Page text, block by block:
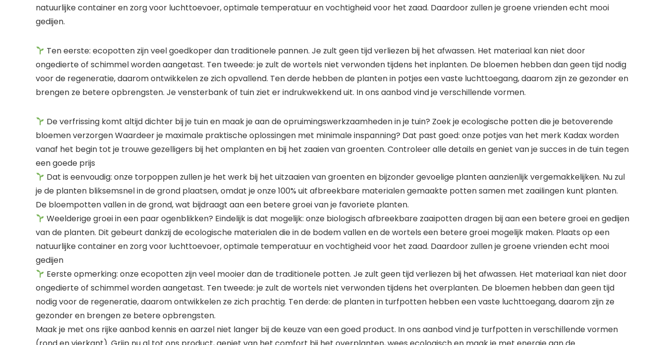
natuurlijke container en zorg voor luchttoevoer, optimale temperatuur en vochtigheid voor het zaad. Daardoor zullen je groene vrienden echt mooi
gedijen.
Ten eerste: ecopotten zijn veel goedkoper dan traditionele pannen. Je zult geen tijd verliezen bij het afwassen. Het materiaal kan niet door
ongedierte of schimmel worden aangetast. Ten tweede: je zult de wortels niet verwonden tijdens het inplanten. De bloemen hebben dan geen tijd nodig
voor de regeneratie, daarom ontwikkelen ze zich opvallend. Ten derde hebben de planten in potjes een vaste luchttoegang, daarom zijn ze gezonder en
brengen ze betere opbrengsten. Je vensterbank of tuin ziet er indrukwekkend uit. In ons aanbod vind je verschillende vormen.
De verfrissing komt altijd dichter bij je tuin en maak je aan de opruimingswerkzaamheden in je tuin? Zoek je ecologische potten die je betoverende
bloemen verzorgen Waardeer je maximale praktische oplossingen met minimale inspanning? Dat past goed: onze potjes van het merk Kadax worden
vanaf het begin tot je trouwe gezelligers bij het omplanten en bij het zaaien van groenten. Controleer alle details en geniet van je succes in de tuin tegen
een goede prijs
Dat is eenvoudig: onze torpoppen zullen je het werk bij het uitzaaien van groenten en bijzonder gevoelige planten aanzienlijk vergemakkelijken. Nu zul
je de planten bliksemsnel in de grond plaatsen, omdat je onze 100% uit afbreekbare materialen gemaakte potten samen met zaailingen kunt planten.
De bloempotten vallen in de grond, wat bijdraagt aan een betere groei van je favoriete planten.
Weelderige groei in een paar ogenblikken? Eindelijk is dat mogelijk: onze biologisch afbreekbare zaaipotten dragen bij aan een betere groei en gedijen
van de planten. Dit gebeurt dankzij de ecologische materialen die in de bodem vallen en de wortels een betere groei mogelijk maken. Plaats op een
natuurlijke container en zorg voor luchttoevoer, optimale temperatuur en vochtigheid voor het zaad. Daardoor zullen je groene vrienden echt mooi
gedijen
Eerste opmerking: onze ecopotten zijn veel mooier dan de traditionele potten. Je zult geen tijd verliezen bij het afwassen. Het materiaal kan niet door
ongedierte of schimmel worden aangetast. Ten tweede: je zult de wortels niet verwonden tijdens het overplanten. De bloemen hebben dan geen tijd
nodig voor de regeneratie, daarom ontwikkelen ze zich prachtig. Ten derde: de planten in turfpotten hebben een vaste luchttoegang, daarom zijn ze
gezonder en brengen ze betere opbrengsten.
Maak je met ons rijke aanbod kennis en aarzel niet langer bij de keuze van een goed product. In ons aanbod vind je turfpotten in verschillende vormen